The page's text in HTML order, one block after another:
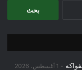
1 أغسطس، 2026